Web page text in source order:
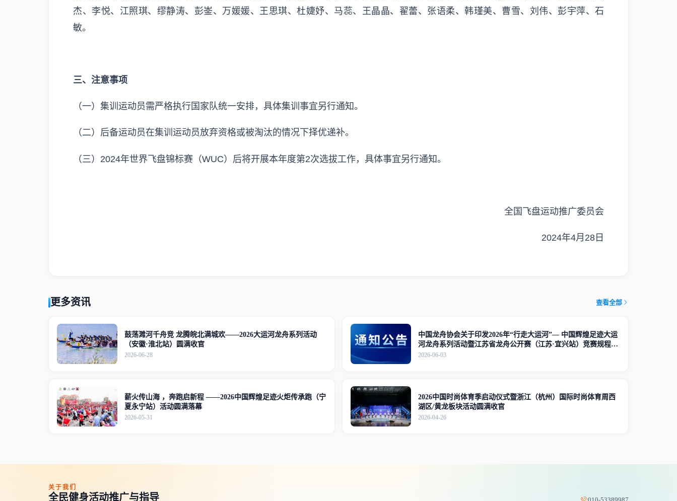
杰、李悦、江照琪、缪静涛、彭崟、万媛媛、王思琪、杜婕妤、马蕊、王晶晶、翟蕾、张语柔、韩瑾美、曹雪、刘伟、彭宇萍、石
敏。
三、注意事项
（一）集训运动员需严格执行国家队统一安排，具体集训事宜另行通知。
（二）后备运动员在集训运动员放弃资格或被淘汰的情况下择优递补。
（三）2024年世界飞盘锦标赛（WUC）后将开展本年度第2次选拔工作，具体事宜另行通知。
全国飞盘运动推广委员会
2024年4月28日
更多资讯 查看全部
鼓荡濉河千舟竞 龙腾皖北满城欢——2026大运河龙舟系列活动
（安徽·淮北站）圆满收官
2026-06-28
中国龙舟协会关于印发2026年“行走大运河”— 中国辉煌足迹大运
河龙舟系列活动暨江苏省龙舟公开赛（江苏·宜兴站）竞赛规程的
通知
2026-06-03
薪火传山海 ，奔跑启新程 ——2026中国辉煌足迹火炬传承跑（宁
夏永宁站）活动圆满落幕
2026-05-31
2026中国时尚体育季启动仪式暨浙江（杭州）国际时尚体育周西
湖区/黄龙板块活动圆满收官
2026-04-26
关于我们
全民健身活动推广与指导